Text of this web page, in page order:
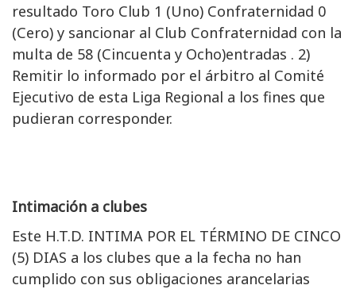
resultado Toro Club 1 (Uno) Confraternidad 0
(Cero) y sancionar al Club Confraternidad con la
multa de 58 (Cincuenta y Ocho)entradas . 2)
Remitir lo informado por el árbitro al Comité
Ejecutivo de esta Liga Regional a los fines que
pudieran corresponder.
Intimación a clubes
Este H.T.D. INTIMA POR EL TÉRMINO DE CINCO
(5) DIAS a los clubes que a la fecha no han
cumplido con sus obligaciones arancelarias